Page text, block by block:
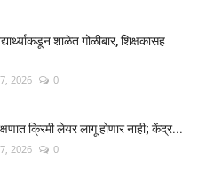
शाळेत गोळीबार, शिक्षकासह
2026 0
क्रिमी लेयर लागू होणार नाही; केंद्र...
2026 0